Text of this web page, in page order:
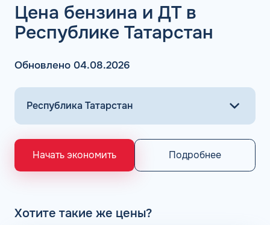
Цена бензина и ДТ в
Республике Татарстан
Обновлено 04.08.2026
Начать экономить Подробнее
Хотите такие же цены?